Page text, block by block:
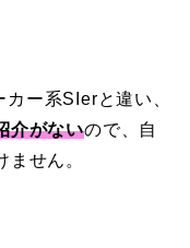
ー系SIerと違い、
介がないので、自
せん。